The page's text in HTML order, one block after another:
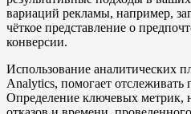
вариаций рекламы, например,
чёткое представление о
конверсии.
Использование аналитических
Analytics, помогает отслеживать
Определение ключевых метрик,